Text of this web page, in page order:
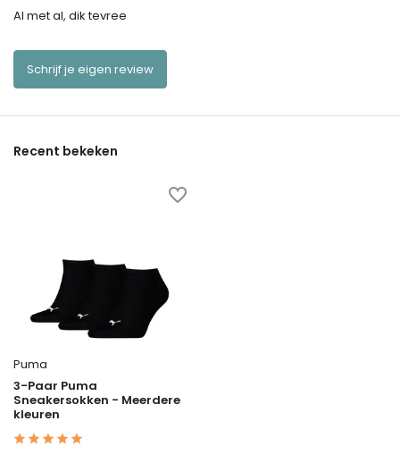
Al met al, dik tevree
Schrijf je eigen review
Recent bekeken
Puma
3-Paar Puma
Sneakersokken - Meerdere
kleuren